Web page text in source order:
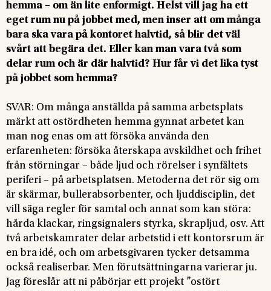
hemma – om än lite enformigt. Helst vill jag ha ett
eget rum nu på jobbet med, men inser att om många
bara ska vara på kontoret halvtid, så blir det väl
svårt att begära det. Eller kan man vara två som
delar rum och är där halvtid? Hur får vi det lika tyst
på jobbet som hemma?
SVAR: Om många anställda på samma arbetsplats
märkt att ostördheten hemma gynnat arbetet kan
man nog enas om att försöka använda den
erfarenheten: försöka återskapa avskildhet och frihet
från störningar – både ljud och rörelser i synfältets
periferi – på arbetsplatsen. Metoderna det rör sig om
är skärmar, bullerabsorbenter, och ljuddisciplin, det
vill säga regler för samtal och annat som kan störa:
hårda klackar, ringsignalers styrka, skrapljud, osv. Att
två arbetskamrater delar arbetstid i ett kontorsrum är
en bra idé, och om arbetsgivaren tycker detsamma
också realiserbar. Men förutsättningarna varierar ju.
Jag föreslår att ni påbörjar ett projekt ”ostört